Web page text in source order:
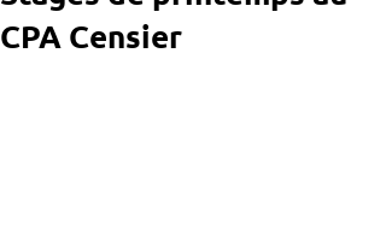
CPA Censier